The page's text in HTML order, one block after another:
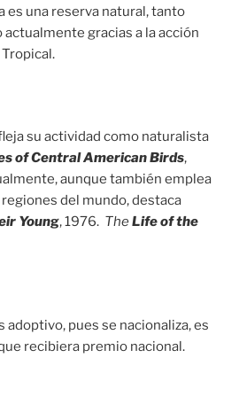
es una reserva natural, tanto
gracias a la acción
su actividad como naturalista
of Central American Birds,
aunque también emplea
del mundo, destaca
Young, 1976. TheLife of the
adoptivo, pues se nacionaliza, es
recibiera premio nacional.